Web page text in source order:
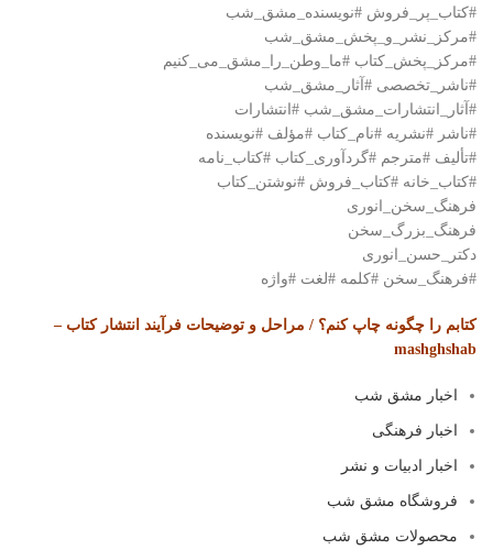
#کتاب_پر_فروش #نویسنده_مشق_شب
#مرکز_نشر_و_پخش_مشق_شب
#مرکز_پخش_کتاب #ما_وطن_را_مشق_می_کنیم
#ناشر_تخصصی #آثار_مشق_شب
#آثار_انتشارات_مشق_شب #انتشارات
#ناشر #نشریه #نام_کتاب #مؤلف #نویسنده
#تألیف #مترجم #گردآوری_کتاب #کتاب_نامه
#کتاب_خانه #کتاب_فروش #نوشتن_کتاب
فرهنگ_سخن_انوری
فرهنگ_بزرگ_سخن
دکتر_حسن_انوری
#فرهنگ_سخن #کلمه #لغت #واژه
کتابم را چگونه چاپ کنم؟ / مراحل و توضیحات فرآیند انتشار کتاب –
mashghshab
اخبار مشق شب
اخبار فرهنگی
اخبار ادبیات و نشر
فروشگاه مشق شب
محصولات مشق شب